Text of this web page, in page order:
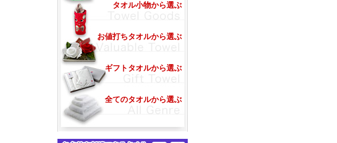
タオル小物から選ぶ
お値打ちタオルから選ぶ
ギフトタオルから選ぶ
全てのタオルから選ぶ